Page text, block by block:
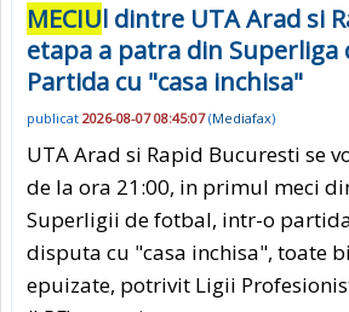
MECIUl dintre UTA Arad si
etapa a patra din Superliga
Partida cu "casa inchisa"
publicat 2026-08-07 08:45:07(Mediafax)
UTA Arad si Rapid Bucuresti se
de la ora 21:00, in primul meci
Superligii de fotbal, intr-o
disputa cu "casa inchisa", toate
epuizate, potrivit Ligii